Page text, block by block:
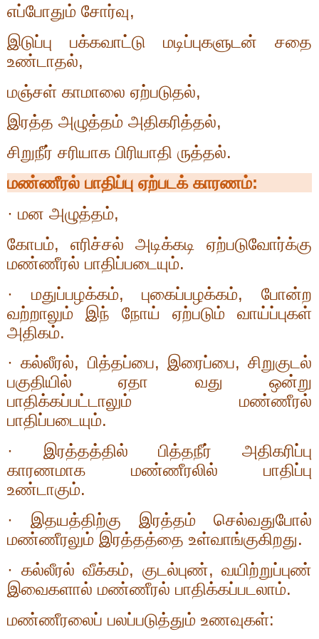
எப்போதும் சோர்வு,
இடுப்பு பக்கவாட்டு மடிப்புகளுடன் சதை
உண்டாதல்,
மஞ்சள் காமாலை ஏற்படுதல்,
இரத்த அழுத்தம் அதிகரித்தல்,
சிறுநீர் சரியாக பிரியாதி ருத்தல்.
மண்ணீரல் பாதிப்பு ஏற்படக் காரணம்:
· மன அழுத்தம்,
கோபம், எரிச்சல் அடிக்கடி ஏற்படுவோர்க்கு
மண்ணீரல் பாதிப்படையும்.
· மதுப்பழக்கம்,புகைப்பழக்கம்,போன்ற
வற்றாலும் இந் நோய் ஏற்படும் வாய்ப்புகள்
அதிகம்.
·கல்லீரல், பித்தப்பை, இரைப்பை, சிறுகுடல்
பகுதியில் ஏதா வது ஒன்று
பாதிக்கப்பட்டாலும் மண்ணீரல்
பாதிப்படையும்.
· இரத்தத்தில் பித்தநீர் அதிகரிப்பு
காரணமாக மண்ணீரலில் பாதிப்பு
உண்டாகும்.
· இதயத்திற்கு இரத்தம் செல்வதுபோல்
மண்ணீரலும் இரத்தத்தை உள்வாங்குகிறது.
· கல்லீரல் வீக்கம், குடல்புண், வயிற்றுப்புண்
இவைகளால் மண்ணீரல் பாதிக்கப்படலாம்.
மண்ணீரலைப் பலப்படுத்தும் உணவுகள்: